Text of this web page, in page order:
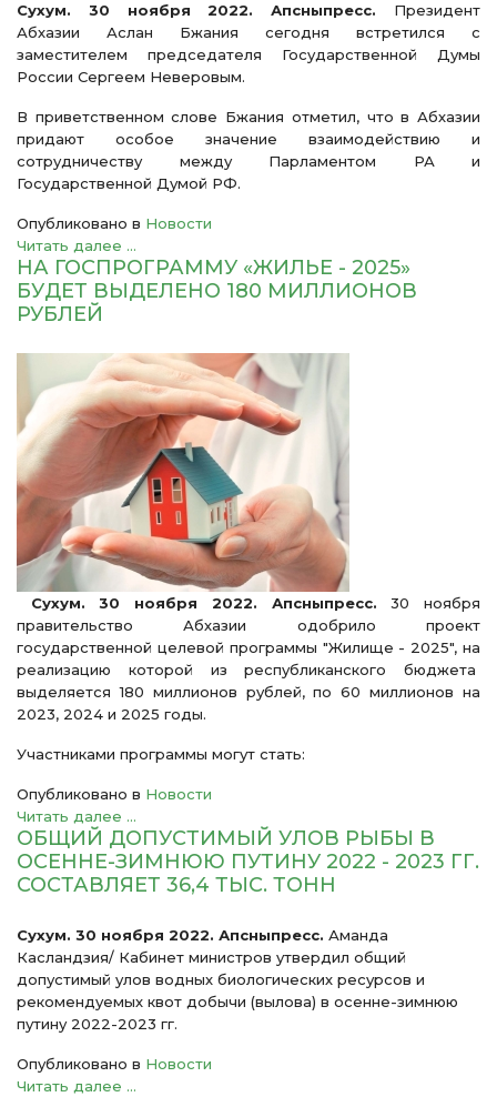
Сухум. 30 ноября 2022. Апсныпресс. Президент
Абхазии Аслан Бжания сегодня встретился с
заместителем председателя Государственной Думы
России Сергеем Неверовым.
В приветственном слове Бжания отметил, что в Абхазии
придают особое значение взаимодействию и
сотрудничеству между Парламентом РА и
Государственной Думой РФ.
Опубликовано в Новости
Читать далее ...
НА ГОСПРОГРАММУ «ЖИЛЬЕ - 2025»
БУДЕТ ВЫДЕЛЕНО 180 МИЛЛИОНОВ
РУБЛЕЙ
Сухум. 30 ноября 2022. Апсныпресс. 30 ноября
правительство Абхазии одобрило проект
государственной целевой программы "Жилище - 2025", на
реализацию которой из республиканского бюджета
выделяется 180 миллионов рублей, по 60 миллионов на
2023, 2024 и 2025 годы.
Участниками программы могут стать:
Опубликовано в Новости
Читать далее ...
ОБЩИЙ ДОПУСТИМЫЙ УЛОВ РЫБЫ В
ОСЕННЕ-ЗИМНЮЮ ПУТИНУ 2022 - 2023 ГГ.
СОСТАВЛЯЕТ 36,4 ТЫС. ТОНН
Сухум. 30 ноября 2022. Апсныпресс. Аманда
Касландзия/ Кабинет министров утвердил общий
допустимый улов водных биологических ресурсов и
рекомендуемых квот добычи (вылова) в осенне-зимнюю
путину 2022-2023 гг.
Опубликовано в Новости
Читать далее ...